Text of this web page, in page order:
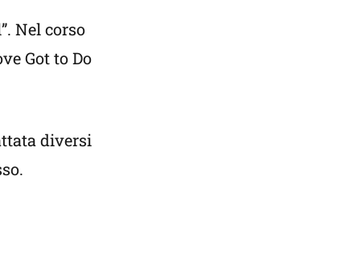
Nel corso
Got to Do
diversi